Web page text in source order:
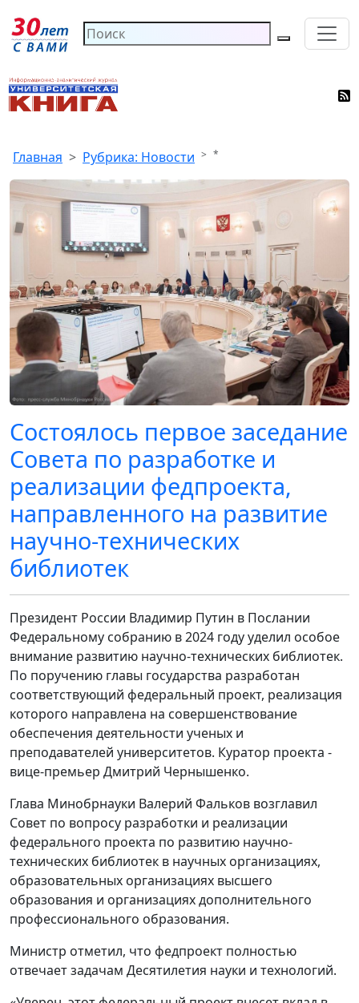
Главная Рубрика: Новости *
Состоялось первое заседание
Совета по разработке и
реализации федпроекта,
направленного на развитие
научно-технических
библиотек
Президент России Владимир Путин в Послании
Федеральному собранию в 2024 году уделил особое
внимание развитию научно-технических библиотек.
По поручению главы государства разработан
соответствующий федеральный проект, реализация
которого направлена на совершенствование
обеспечения деятельности ученых и
преподавателей университетов. Куратор проекта -
вице-премьер Дмитрий Чернышенко.
Глава Минобрнауки Валерий Фальков возглавил
Совет по вопросу разработки и реализации
федерального проекта по развитию научно-
технических библиотек в научных организациях,
образовательных организациях высшего
образования и организациях дополнительного
профессионального образования.
Министр отметил, что федпроект полностью
отвечает задачам Десятилетия науки и технологий.